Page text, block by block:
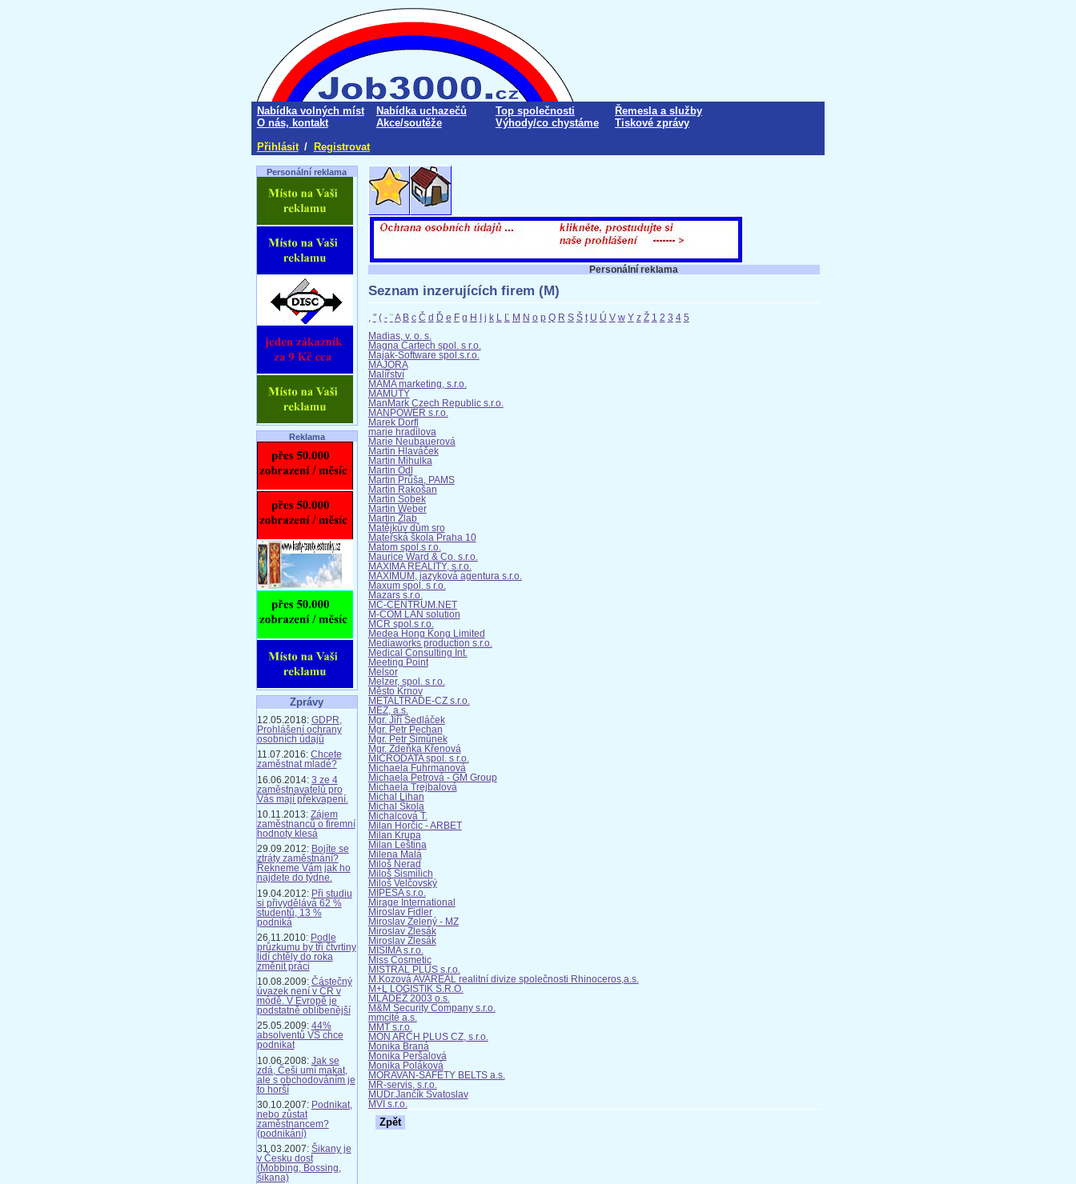
Nabídka volných míst Nabídka uchazečů Top společnosti
Řemesla a služby
O nás, kontakt
Akce/soutěže Výhody/co chystáme
Tiskové zprávy
Přihlásit / Registrovat
Personální reklama
Reklama
Zprávy
12.05.2018: GDPR,
Prohlášení ochrany
osobních údajů
11.07.2016: Chcete
zaměstnat mladé?
16.06.2014: 3 ze 4
zaměstnavatelů pro
Vás mají překvapení.
10.11.2013: Zájem
zaměstnanců o firemní
hodnoty klesá
29.09.2012: Bojíte se
ztráty zaměstnání?
Řekneme Vám jak ho
najdete do týdne.
19.04.2012: Při studiu
si přivydělává 62 %
studentů, 13 %
podniká
26.11.2010: Podle
průzkumu by tři čtvrtiny
lidí chtěly do roka
změnit práci
10.08.2009: Částečný
úvazek není v ČR v
módě. V Evropě je
podstatně oblíbenější
25.05.2009: 44%
absolventů VŠ chce
podnikat
10.06.2008: Jak se
zdá, Češi umí makat,
ale s obchodováním je
to horší
30.10.2007: Podnikat,
nebo zůstat
zaměstnancem?
(podnikání)
31.03.2007: Šikany je
v Česku dost
(Mobbing, Bossing,
šikana)
Personální reklama
Seznam inzerujících firem (M)
" ( - ¨A B c Č d Ď e F g H j k Ľ M N o p Q R S Š t U Ú V w Y z Ž 1 2 3 4 5
Madias, v. o. s.
Magna Cartech spol. s r.o.
Majak-Software spol.s.r.o.
MAJORA
Malířství
MAMA marketing, s.r.o.
MAMUTY
ManMark Czech Republic s.r.o.
MANPOWER s.r.o.
Marek Dorfl
marie hradilova
Marie Neubauerová
Martin Hlaváček
Martin Mihulka
Martin Odl
Martin Průša, PAMS
Martin Rakošan
Martin Sobek
Martin Weber
Martin Žlab
Matějkův dům sro
Mateřská škola Praha 10
Matom spol.s r.o.
Maurice Ward & Co. s.r.o.
MAXIMA REALITY, s.r.o.
MAXIMUM, jazyková agentura s.r.o.
Maxum spol. s r.o.
Mazars s.r.o.
MC-CENTRUM.NET
M-COM LAN solution
MCR spol.s r.o.
Medea Hong Kong Limited
Mediaworks production s.r.o.
Medical Consulting Int.
Meeting Point
Melsor
Melzer, spol. s r.o.
Město Krnov
METALTRADE-CZ s.r.o.
MEZ, a.s.
Mgr. Jiří Sedláček
Mgr. Petr Pechan
Mgr. Petr Šimůnek
Mgr. Zdeňka Křenová
MICRODATA spol. s r.o.
Michaela Fuhrmanová
Michaela Petrová - GM Group
Michaela Trejbalová
Michal Lihan
Michal Škola
Michalcová T.
Milan Horčic - ARBET
Milan Krupa
Milan Leština
Milena Malá
Miloš Nerad
Miloš Sismilich
Miloš Velčovský
MIPESA s.r.o.
Mirage International
Miroslav Fidler
Miroslav Zelený - MZ
Miroslav Zlesák
Miroslav Zlesák
MISIMA s.r.o.
Miss Cosmetic
MISTRAL PLUS s.r.o.
M.Kozová AVAREAL realitní divize společnosti Rhinoceros,a.s.
M+L LOGISTIK S.R.O.
MLÁDEŽ 2003 o.s.
M&M Security Company s.r.o.
mmcité a.s.
MMT s.r.o.
MON ARCH PLUS CZ, s.r.o.
Monika Braná
Monika Peršalová
Monika Poláková
MORAVAN-SAFETY BELTS a.s.
MR-servis, s.r.o.
MUDr.Jančík Svatoslav
MVI s.r.o.
Zpět